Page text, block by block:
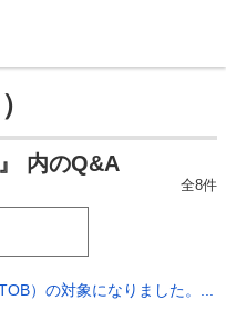
内のQ&A
全8件
）の対象になりました。...